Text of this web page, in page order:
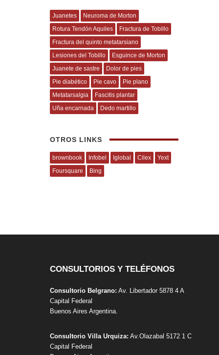
Juanetes
Neuroma de Morton
Rotura Tendón Aquiles
Fractura de Tobillo
Fractura del quinto metatarsiano
Lesiones del Tobillo
Esguince de Morton
Juanete de sastre
Dolor de pies
Pie diabético
Pie cavo
Pie plano
Metatarsalgia
Fascitis plantar
Uña encarnada
Dedo martillo
OTROS LINKS
brownbook Infobel Iglobal Cilex
Yext
Foursquare
Bing
CONSULTORIOS Y TELÉFONOS
Consultorio Belgrano: Av. Libertador 5878 4 A
Capital Federal
Buenos Aires Argentina.
Consultorio Villa Urquiza: Av.Olazabal 5172 1 C
Capital Federal
SAMECIPP
Sociedad Argentina de Medicina y Cirugía de Pie y de